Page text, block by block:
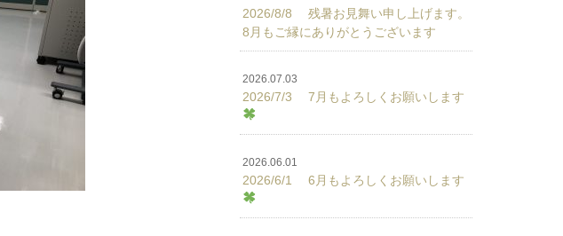
2026/8/8 残暑お見舞い申し上げます。
8月もご縁にありがとうございます
2026.07.03
2026/7/3 7月もよろしくお願いします
2026.06.01
2026/6/1 6月もよろしくお願いします